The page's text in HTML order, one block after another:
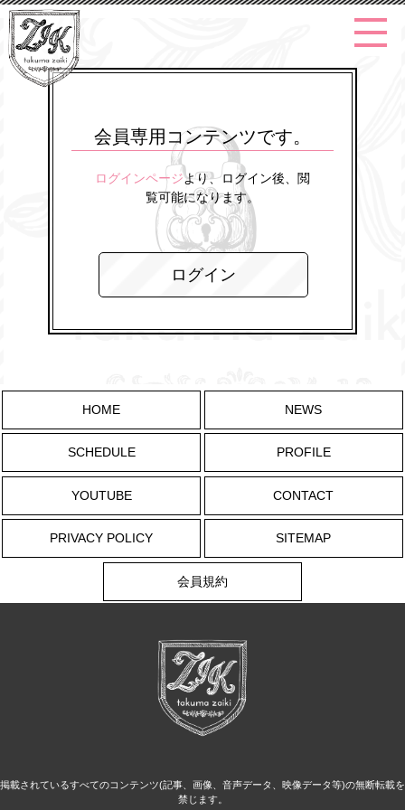
会員専用コンテンツです。
ログインページより、ログイン後、閲
覧可能になります。
ログイン
HOME NEWS
SCHEDULE PROFILE
YOUTUBE CONTACT
PRIVACY POLICY SITEMAP
会員規約
掲載されているすべてのコンテンツ(記事、画像、音声データ、映像データ等)の無断転載を
禁じます。